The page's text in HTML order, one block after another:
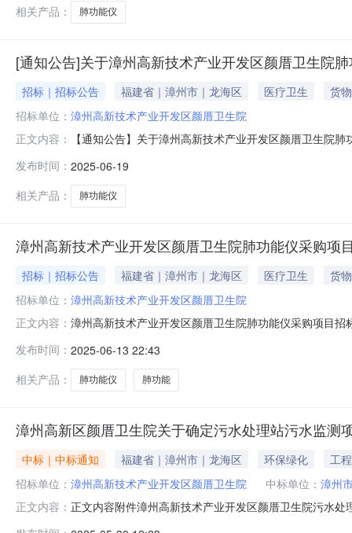
相关产品：
肺功能仪
[通知公告]关于漳州高新技术产业开发区颜厝卫生院
招标｜招标公告 福建省｜漳州市｜龙海区 医疗卫生
货物
招标单位： 漳州高新技术产业开发区颜厝卫生院
正文内容：
【通知公告】关于漳州高新技术产业开发区颜厝卫生院
人：卢女士联系电话：6650175；18960096161漳州高
发布时间： 2025-06-19
相关产品：
肺功能仪
漳州高新技术产业开发区颜厝卫生院肺功能仪采购项
招标｜招标公告 福建省｜漳州市｜龙海区 医疗卫生
货物
招标单位： 漳州高新技术产业开发区颜厝卫生院
正文内容： 漳州高新技术产业开发区颜厝卫生院肺功能仪采购项目
试验，呼吸肌力测定；2★检测参数需包含：FVC、
发布时间： 2025-06-13 22:43
相关产品：
肺功能仪 肺功能
漳州高新区颜厝卫生院关于确定污水处理站污水监测
中标｜中标通知 福建省｜漳州市｜龙海区 环保绿化
工程
招标单位： 漳州高新技术产业开发区颜厝卫生院 中标单位： 漳州
正文内容： 正文内容附件漳州高新技术产业开发区颜厝卫生院污水